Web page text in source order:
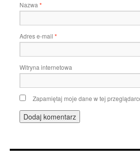
Nazwa*
Adres e-mail *
Witryna internetowa
Zapamiętaj moje dane w tej